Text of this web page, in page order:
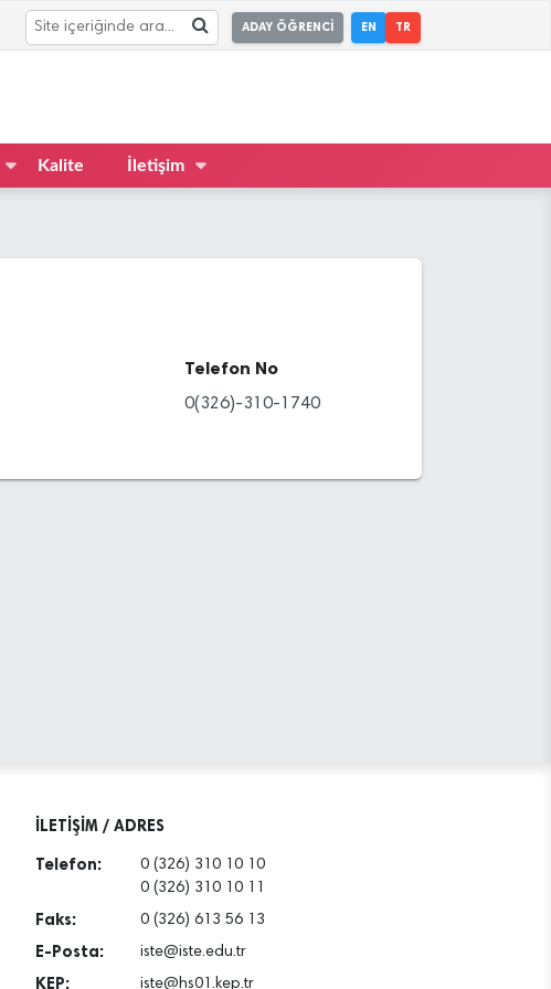
ADAY ÖĞRENCİ EN TR
Kalite İletişim
Telefon No
0(326)-310-1740
İLETİŞİM / ADRES
Telefon:
0 (326) 310 10 10
0 (326) 310 10 11
Faks: 0 (326) 613 56 13
E-Posta: iste@iste.edu.tr
KEP: iste@hs01.kep.tr